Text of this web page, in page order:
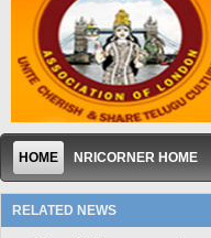
HOME NRICORNER HOME
RELATED NEWS